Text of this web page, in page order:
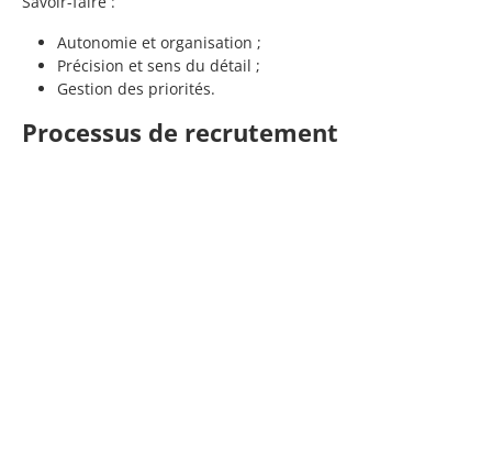
Autonomie et organisation ;
Précision et sens du détail ;
Gestion des priorités.
Processus de recrutement